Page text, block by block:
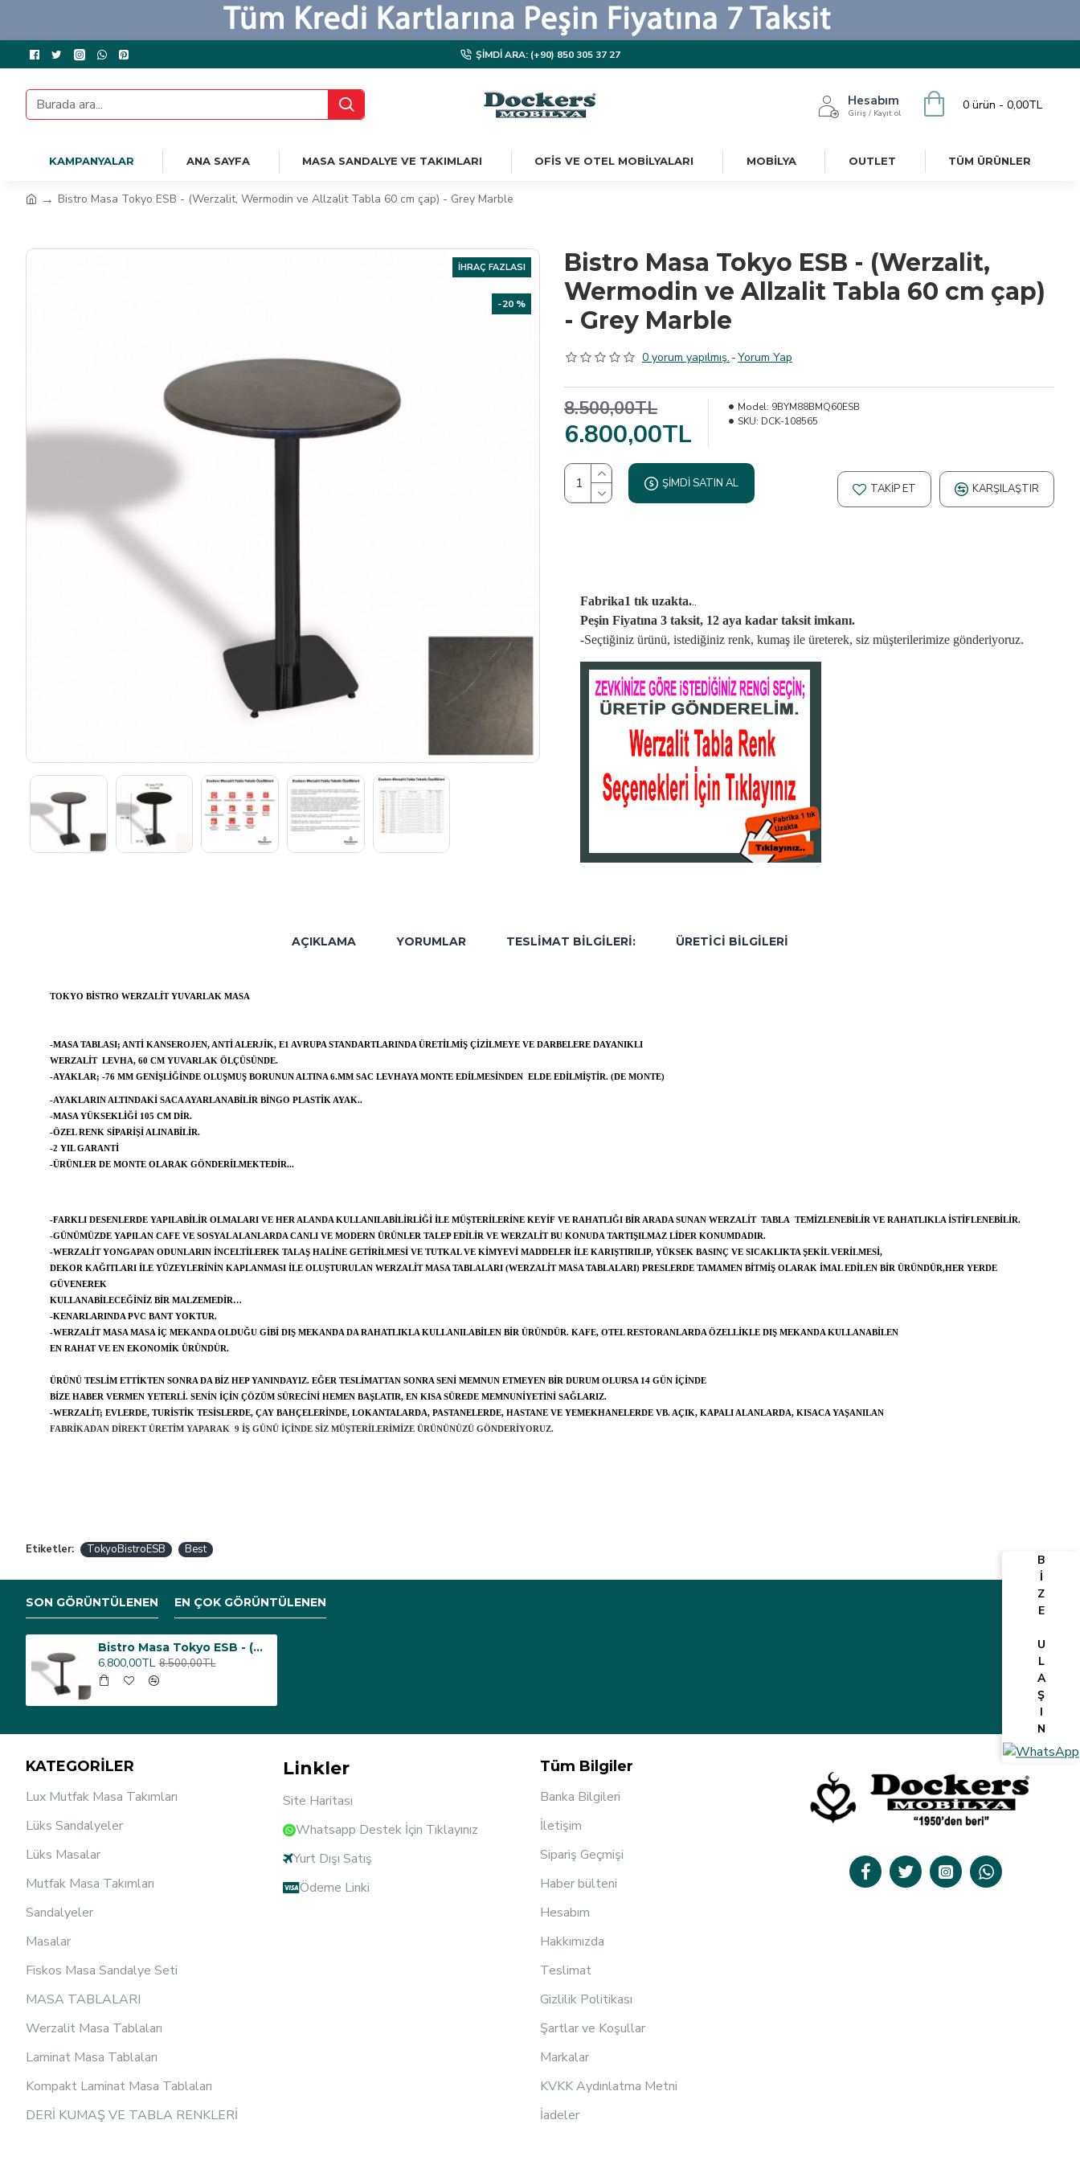
ŞIMDI ARA: (+90) 850 305 37 27
Hesabım
Giriş / Kayıt ol
0 ürün - 0,00TL
KAMPANYALAR ANA SAYFA MASA SANDALYE VE TAKIMLARI OFIS VE OTEL MOBILYALARI MOBILYA OUTLET TÜM ÜRÜNLER
Bistro Masa Tokyo ESB - (Werzalit, Wermodin ve Allzalit Tabla 60 cm çap) - Grey Marble
İHRAÇ FAZLASI
-20 %
Bistro Masa Tokyo ESB - (Werzalit,
Wermodin ve Allzalit Tabla 60 cm çap)
- Grey Marble
0 yorum yapılmış. -Yorum Yap
6.800,00TL
8.500,00TL Model: 9BYM88BMQ60ESB
SKU: DCK-108565
ŞIMDI SATIN AL TAKIP ET KARŞILAŞTIR
Fabrika1 tık uzakta...
Peşin Fiyatına 3 taksit, 12 aya kadar taksit imkanı.
-Seçtiğiniz ürünü, istediğiniz renk, kumaş ile üreterek, siz müşterilerimize gönderiyoruz.
AÇIKLAMA YORUMLAR TESLIMAT BILGILERI: ÜRETICI BILGILERI
TOKYO BISTRO WERZALIT YUVARLAK MASA
-MASA TABLASI; ANTI KANSEROJEN, ANTI ALERJIK, E1 AVRUPA STANDARTLARINDA ÜRETILMIŞ ÇIZILMEYE VE DARBELERE DAYANIKLI
WERZALIT LEVHA, 60 CM YUVARLAK ÖLÇÜSÜNDE.
-AYAKLAR; -76 MM GENIŞLIĞINDE OLUŞMUŞ BORUNUN ALTINA 6.MM SAC LEVHAYA MONTE EDILMESINDEN ELDE EDILMIŞTIR. (DE MONTE)
-AYAKLARIN ALTINDAKI SACA AYARLANABILIR BINGO PLASTIK AYAK..
-MASA YÜKSEKLIĞI 105 CM DIR.
-ÖZEL RENK SIPARIŞI ALINABILIR.
-2 YIL GARANTI
-ÜRÜNLER DE MONTE OLARAK GÖNDERILMEKTEDIR...
-FARKLI DESENLERDE YAPILABILIR OLMALARI VE HER ALANDA KULLANILABILIRLIĞI ILE MÜŞTERILERINE KEYIF VE RAHATLIĞI BIR ARADA SUNAN WERZALIT TABLA TEMIZLENEBILIR VE RAHATLIKLA ISTIFLENEBILIR.
-GÜNÜMÜZDE YAPILAN CAFE VE SOSYAL ALANLARDA CANLI VE MODERN ÜRÜNLER TALEP EDILIR VE WERZALIT BU KONUDA TARTIŞILMAZ LIDER KONUMDADIR.
-WERZALIT YONGAPAN ODUNLARIN INCELTILEREK TALAŞ HALINE GETIRILMESI VE TUTKAL VE KIMYEVI MADDELER ILE KARIŞTIRILIP, YÜKSEK BASINÇ VE SICAKLIKTA ŞEKIL VERILMESI,
DEKOR KAĞITLARI ILE YÜZEYLERININ KAPLANMASI ILE OLUŞTURULAN WERZALIT MASA TABLALARI (WERZALIT MASA TABLALARI) PRESLERDE TAMAMEN BITMIŞ OLARAK IMAL EDILEN BIR ÜRÜNDÜR,HER YERDE
GÜVENEREK
KULLANABILECEĞINIZ BIR MALZEMEDIR…
-KENARLARINDA PVC BANT YOKTUR.
-WERZALIT MASA MASA IÇ MEKANDA OLDUĞU GIBI DIŞ MEKANDA DA RAHATLIKLA KULLANILABILEN BIR ÜRÜNDÜR. KAFE, OTEL RESTORANLARDA ÖZELLIKLE DIŞ MEKANDA KULLANABILEN
EN RAHAT VE EN EKONOMIK ÜRÜNDÜR.
ÜRÜNÜ TESLIM ETTIKTEN SONRA DA BIZ HEP YANINDAYIZ. EĞER TESLIMATTAN SONRA SENI MEMNUN ETMEYEN BIR DURUM OLURSA 14 GÜN IÇINDE
BIZE HABER VERMEN YETERLI. SENIN IÇIN ÇÖZÜM SÜRECINI HEMEN BAŞLATIR, EN KISA SÜREDE MEMNUNIYETINI SAĞLARIZ.
-WERZALIT; EVLERDE, TURISTIK TESISLERDE, ÇAY BAHÇELERINDE, LOKANTALARDA, PASTANELERDE, HASTANE VE YEMEKHANELERDE VB. AÇIK, KAPALI ALANLARDA, KISACA YAŞANILAN
FABRIKADAN DIREKT ÜRETIM YAPARAK 9 IŞ GÜNÜ IÇINDE SIZ MÜŞTERILERIMIZE ÜRÜNÜNÜZÜ GÖNDERIYORUZ.
Etiketler: TokyoBistroESB Best
SON GÖRÜNTÜLENEN EN ÇOK GÖRÜNTÜLENEN
Bistro Masa Tokyo ESB - (Werzalit, Wermodin ve Allzalit Tabla 60 cm çap) - Grey Marble
6.800,00TL 8.500,00TL
KATEGORİLER
Lux Mutfak Masa Takımları
Lüks Sandalyeler
Lüks Masalar
Mutfak Masa Takımları
Sandalyeler
Masalar
Fiskos Masa Sandalye Seti
MASA TABLALARI
Werzalit Masa Tablaları
Laminat Masa Tablaları
Kompakt Laminat Masa Tablaları
DERİ KUMAŞ VE TABLA RENKLERİ
Linkler
Site Haritası
Whatsapp Destek İçin Tıklayınız
Yurt Dışı Satış
Ödeme Linki
Tüm Bilgiler
Banka Bilgileri
İletişim
Sipariş Geçmişi
Haber bülteni
Hesabım
Hakkımızda
Teslimat
Gizlilik Politikası
Şartlar ve Koşullar
Markalar
KVKK Aydınlatma Metni
İadeler
B
İ
Z
E
U
L
A
Ş
I
N